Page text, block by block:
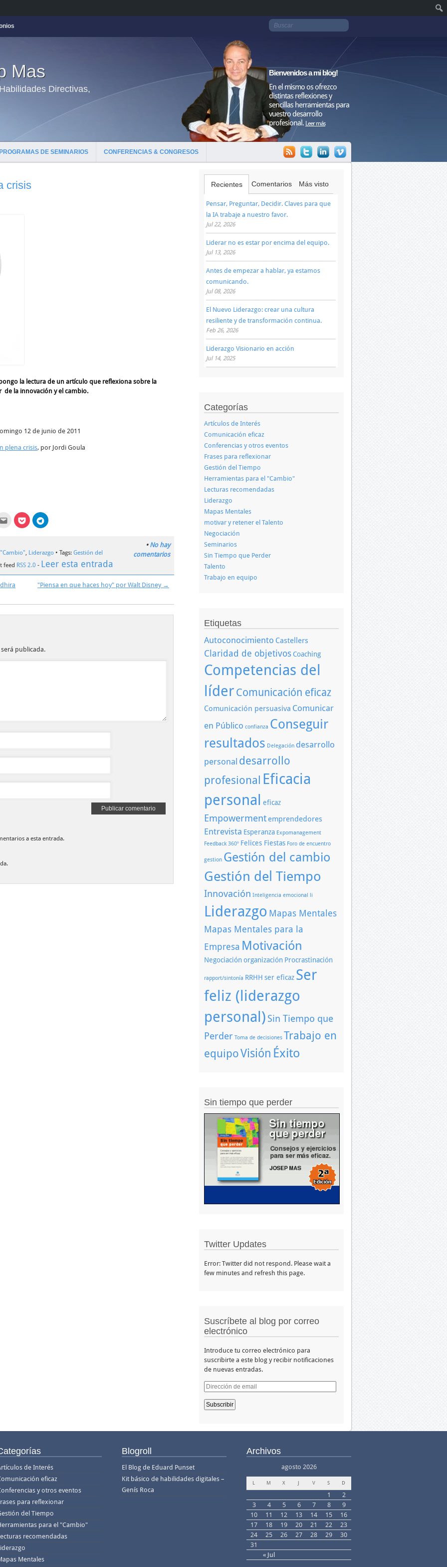
Mas
Directivas,
Bienvenidos a mi blog!
En el mismo os ofrezco
distintas reflexiones y
sencillas herramientas para
vuestro desarrollo
profesional. Leer más
PROGRAMAS DE SEMINARIOS CONFERENCIAS & CONGRESOS
crisis
la lectura de un artículo que reflexiona sobre la
de la innovación y el cambio.
12 de junio de 2011
plena crisis, por Jordi Goula
Haz
clic
para
correo
electrónico
un
abre
en
ventana
Haz
clic
para
Pocket
(Se
en
nueva)
Haz
clic
Telegram
(Se
abre
en
nueva)
, Liderazgo • Tags: Gestión del
feed RSS 2.0 - Leer esta entrada
• No hay
comentarios
"Piensa en que haces hoy" por Walt Disney →
publicada.
a esta entrada.
Recientes Comentarios Más visto
Pensar, Preguntar, Decidir. Claves para que
la IA trabaje a nuestro favor.
Jul 22, 2026
Liderar no es estar por encima del equipo.
Jul 13, 2026
Antes de empezar a hablar, ya estamos
comunicando.
Jul 08, 2026
El Nuevo Liderazgo: crear una cultura
resiliente y de transformación continua.
Feb 26, 2026
Liderazgo Visionario en acción
Jul 14, 2025
Categorías
Artículos de Interés
Comunicación eficaz
Conferencias y otros eventos
Frases para reflexionar
Gestión del Tiempo
Herramientas para el "Cambio"
Lecturas recomendadas
Liderazgo
Mapas Mentales
motivar y retener el Talento
Negociación
Seminarios
Sin Tiempo que Perder
Talento
Trabajo en equipo
Etiquetas
Autoconocimiento Castellers
Claridad de objetivos Coaching
Competencias del
líder Comunicación eficaz
Comunicación persuasiva Comunicar
en Público confianza Conseguir
resultados Delegación desarrollo
personal desarrollo
profesional Eficacia
personal
eficaz
Empowermentemprendedores
Entrevista Esperanza Expomanagement
Feedback 360º Felices Fiestas Foro de encuentro
gestion Gestión del cambio
Gestión del Tiempo
Innovación Inteligencia emocional li
Liderazgo Mapas Mentales
Mapas Mentales para la
Empresa Motivación
Negociación organización Procrastinación
rapport/sintonía RRHH ser eficaz Ser
feliz (liderazgo
personal) Sin Tiempo que
Perder Toma de decisiones Trabajo en
equipoVisión Éxito
Sin tiempo que perder
Twitter Updates
Error: Twitter did not respond. Please wait a
few minutes and refresh this page.
Suscríbete al blog por correo
electrónico
Introduce tu correo electrónico para
suscribirte a este blog y recibir notificaciones
de nuevas entradas.
Dirección
email
de Interés
eficaz
y otros eventos
para reflexionar
del Tiempo
para el "Cambio"
recomendadas
Mentales
Blogroll
El Blog de Eduard Punset
Kit básico de habilidades digitales –
Genís Roca
Archivos
agosto 2026
L M X J V S D
« Jul
1
2
3
4 5 6 7 8
9
10
11 12 13 14 15
16
17
18 19 20 21 22
23
24
25 26 27 28 29
30
31